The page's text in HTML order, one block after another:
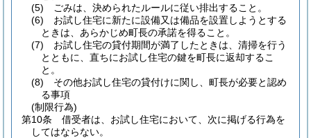
(5)
ごみは、決められたルールに従い排出すること。
(6)
お試し住宅に新たに設備又は備品を設置しようとする
ときは、あらかじめ町長の承諾を得ること。
(7)
お試し住宅の貸付期間が満了したときは、清掃を行う
とともに、直ちにお試し住宅の鍵を町長に返却するこ
と。
(8)
その他お試し住宅の貸付けに関し、町長が必要と認め
る事項
(制限行為)
第10条
借受者は、お試し住宅において、次に掲げる行為を
してはならない。